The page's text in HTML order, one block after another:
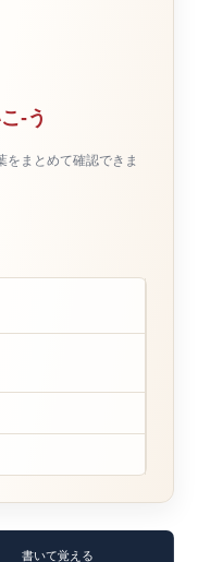
-う
をまとめて確認できま
書いて覚える